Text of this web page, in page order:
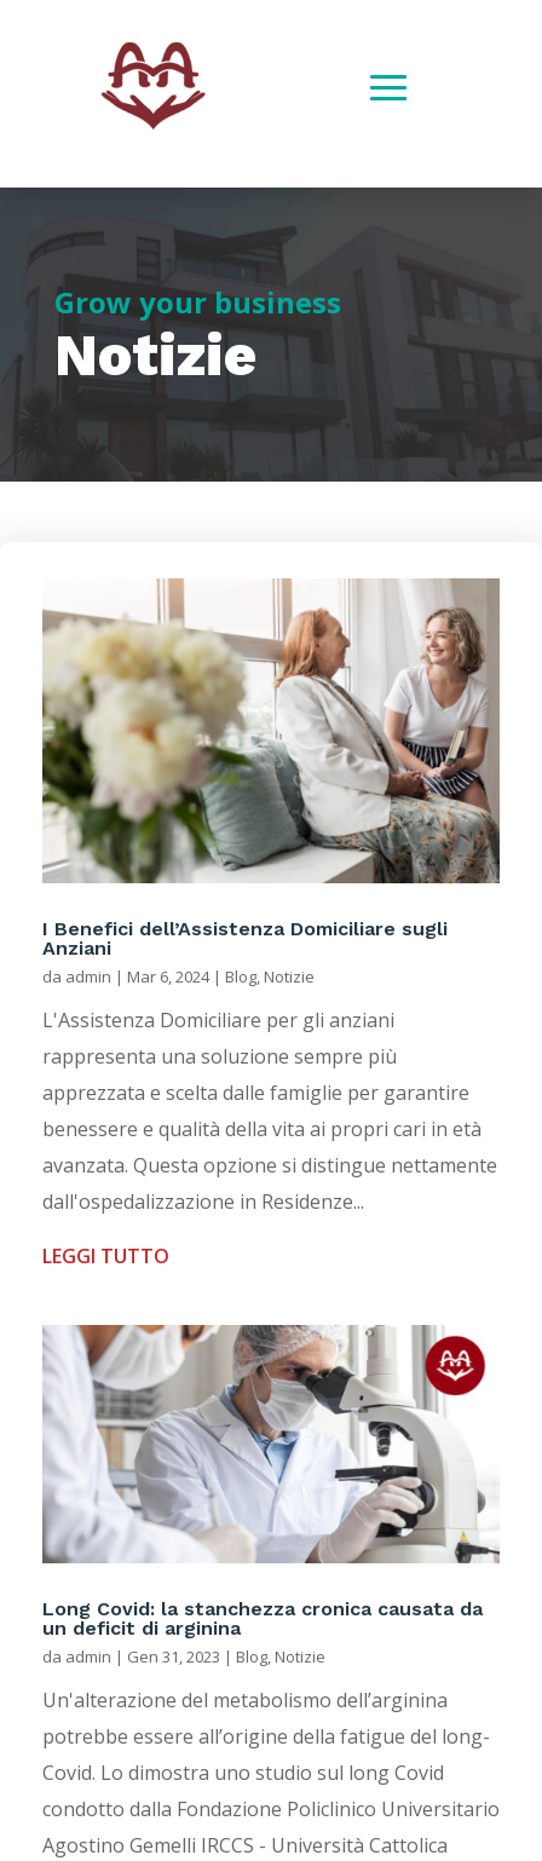
Grow your business
Notizie
I Benefici dell’Assistenza Domiciliare sugli
Anziani
da admin | Mar 6, 2024| Blog Notizie
L'Assistenza Domiciliare per gli anziani
rappresenta una soluzione sempre più
apprezzata e scelta dalle famiglie per garantire
benessere e qualità della vita ai propri cari in età
avanzata. Questa opzione si distingue nettamente
dall'ospedalizzazione in Residenze...
LEGGI TUTTO
Long Covid: la stanchezza cronica causata da
un deficit di arginina
da admin | Gen 31, 2023 | Blog, Notizie
Un'alterazione del metabolismo dell’arginina
potrebbe essere all’origine della fatigue del long-
Covid. Lo dimostra uno studio sul long Covid
condotto dalla Fondazione Policlinico Universitario
Agostino Gemelli IRCCS - Università Cattolica